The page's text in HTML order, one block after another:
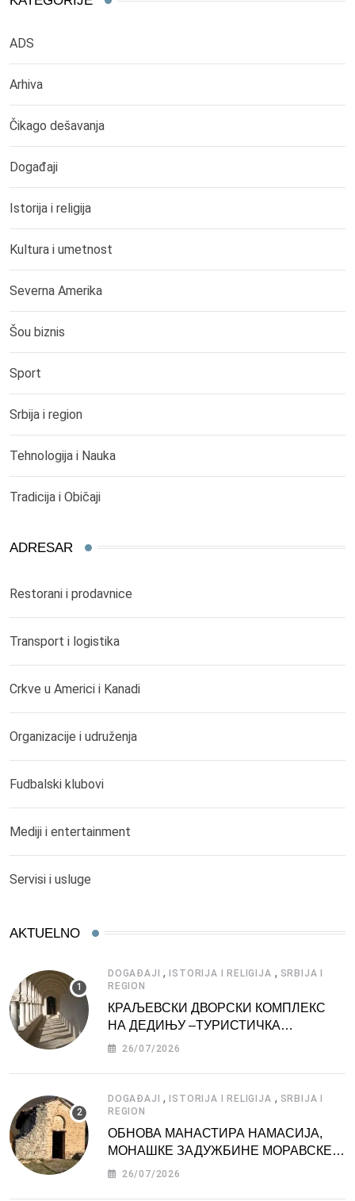
ADS
Arhiva
Čikago dešavanja
Događaji
Istorija i religija
Kultura i umetnost
Severna Amerika
Šou biznis
Sport
Srbija i region
Tehnologija i Nauka
Tradicija i Običaji
ADRESAR
Restorani i prodavnice
Transport i logistika
Crkve u Americi i Kanadi
Organizacije i udruženja
Fudbalski klubovi
Mediji i entertainment
Servisi i usluge
AKTUELNO
DOGAĐAJI , ISTORIJA I RELIGIJA , SRBIJA I
REGION
КРАЉЕВСКИ ДВОРСКИ КОМПЛЕКС
НА ДЕДИЊУ –ТУРИСТИЧКА
АТРАКЦИЈА
26/07/2026
DOGAĐAJI , ISTORIJA I RELIGIJA , SRBIJA I
REGION
ОБНОВА МАНАСТИРА НАМАСИЈА,
МОНАШКЕ ЗАДУЖБИНЕ МОРАВСКЕ
СРБИЈЕ
26/07/2026